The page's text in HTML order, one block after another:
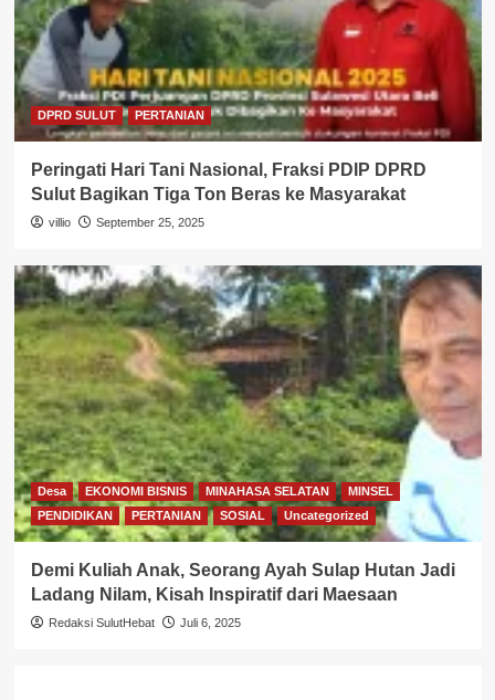
DPRD SULUT PERTANIAN
Peringati Hari Tani Nasional, Fraksi PDIP DPRD
Sulut Bagikan Tiga Ton Beras ke Masyarakat
villio September 25, 2025
Desa EKONOMI BISNIS MINAHASA SELATAN
MINSEL
PENDIDIKAN
PERTANIAN SOSIAL Uncategorized
Demi Kuliah Anak, Seorang Ayah Sulap Hutan Jadi
Ladang Nilam, Kisah Inspiratif dari Maesaan
Redaksi SulutHebat Juli 6, 2025